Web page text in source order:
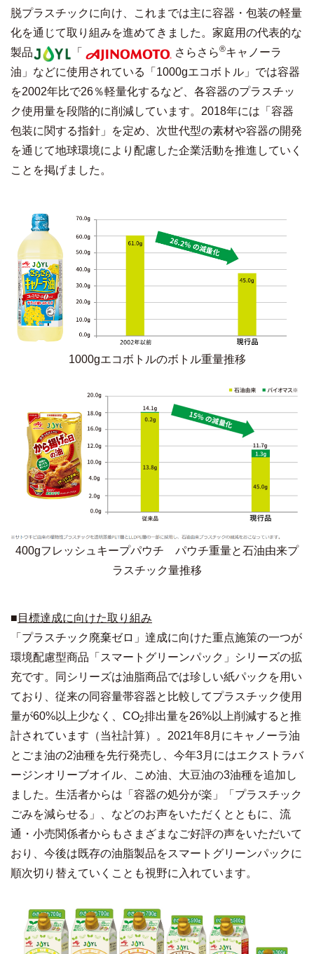
脱プラスチックに向け、これまでは主に容器・包装の軽量
化を通じて取り組みを進めてきました。家庭用の代表的な
製品
「 さらさら®キャノーラ
油」などに使用されている「1000gエコボトル」では容器
を2002年比で26％軽量化するなど、各容器のプラスチッ
ク使用量を段階的に削減しています。2018年には「容器
包装に関する指針」を定め、次世代型の素材や容器の開発
を通じて地球環境により配慮した企業活動を推進していく
ことを掲げました。
1000gエコボトルのボトル重量推移
400gフレッシュキープパウチ パウチ重量と石油由来プ
ラスチック量推移
■ 目標達成に向けた取り組み
「プラスチック廃棄ゼロ」達成に向けた重点施策の一つが
環境配慮型商品「スマートグリーンパック」シリーズの拡
充です。同シリーズは油脂商品では珍しい紙パックを用い
ており、従来の同容量帯容器と比較してプラスチック使用
量が60%以上少なく、CO2排出量を26%以上削減すると推
計されています（当社計算）。2021年8月にキャノーラ油
とごま油の2油種を先行発売し、今年3月にはエクストラバ
ージンオリーブオイル、こめ油、大豆油の3油種を追加し
ました。生活者からは「容器の処分が楽」「プラスチック
ごみを減らせる」、などのお声をいただくとともに、流
通・小売関係者からもさまざまなご好評の声をいただいて
おり、今後は既存の油脂製品をスマートグリーンパックに
順次切り替えていくことも視野に入れています。